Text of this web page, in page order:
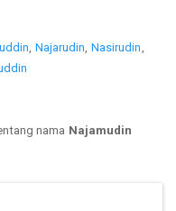
Najarudin Nasirudin
nama Najamudin